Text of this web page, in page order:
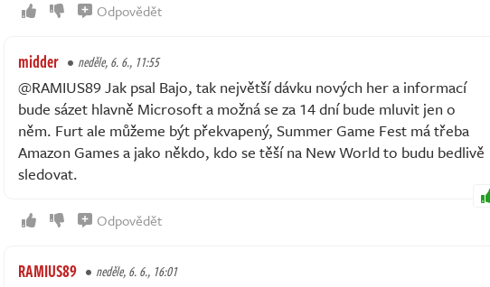
Odpovědět
midder neděle, 6. 6., 11:55
@RAMIUS89 Jak psal Bajo, tak největší dávku nových her a informací
bude sázet hlavně Microsoft a možná se za 14 dní bude mluvit jen o
něm. Furt ale můžeme být překvapený, Summer Game Fest má třeba
Amazon Games a jako někdo, kdo se těší na New World to budu bedlivě
sledovat.
Odpovědět
RAMIUS89 neděle, 6. 6., 16:01